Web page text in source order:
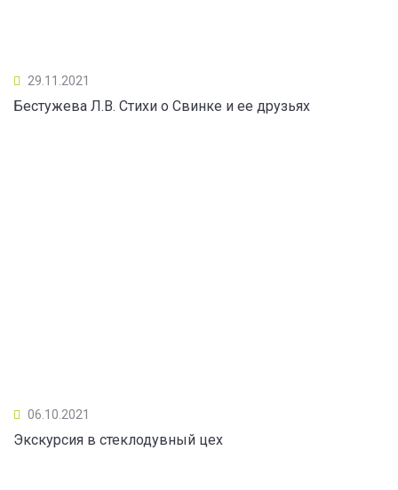
29.11.2021
Бестужева Л.В. Стихи о Свинке и ее друзьях
06.10.2021
Экскурсия в стеклодувный цех